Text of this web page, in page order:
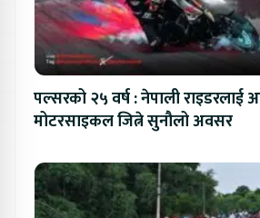
पल्सरको २५ वर्ष : नेपाली
मोटरसाइकल जित्ने सुनौलो अवसर